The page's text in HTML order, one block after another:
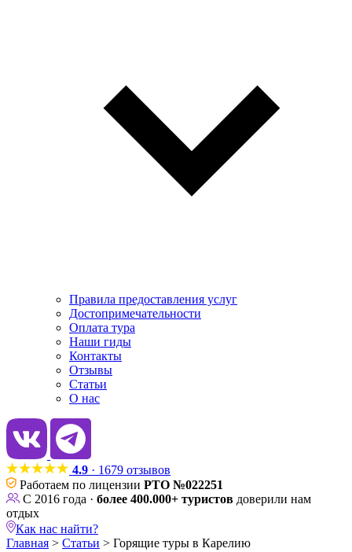
Правила предоставления услуг
Достопримечательности
Оплата тура
Наши гиды
Контакты
Отзывы
Статьи
О нас
4.9 · 1679 отзывов
Работаем по лицензии РТО №022251
С 2016 года · более 400.000+ туристов доверили нам
отдых
Как нас найти?
Главная > Статьи > Горящие туры в Карелию